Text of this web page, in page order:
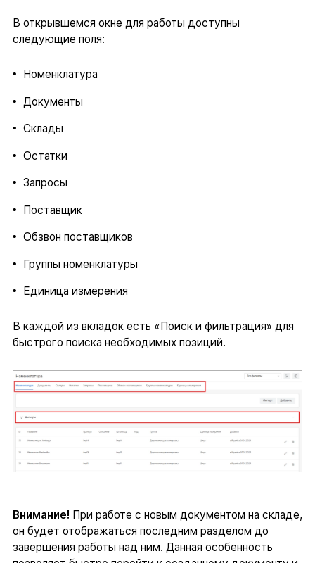
В открывшемся окне для работы доступны
следующие поля:
Номенклатура
Документы
Склады
Остатки
Запросы
Поставщик
Обзвон поставщиков
Группы номенклатуры
Единица измерения
В каждой из вкладок есть «Поиск и фильтрация» для
быстрого поиска необходимых позиций.
Внимание! При работе с новым документом на складе,
он будет отображаться последним разделом до
завершения работы над ним. Данная особенность